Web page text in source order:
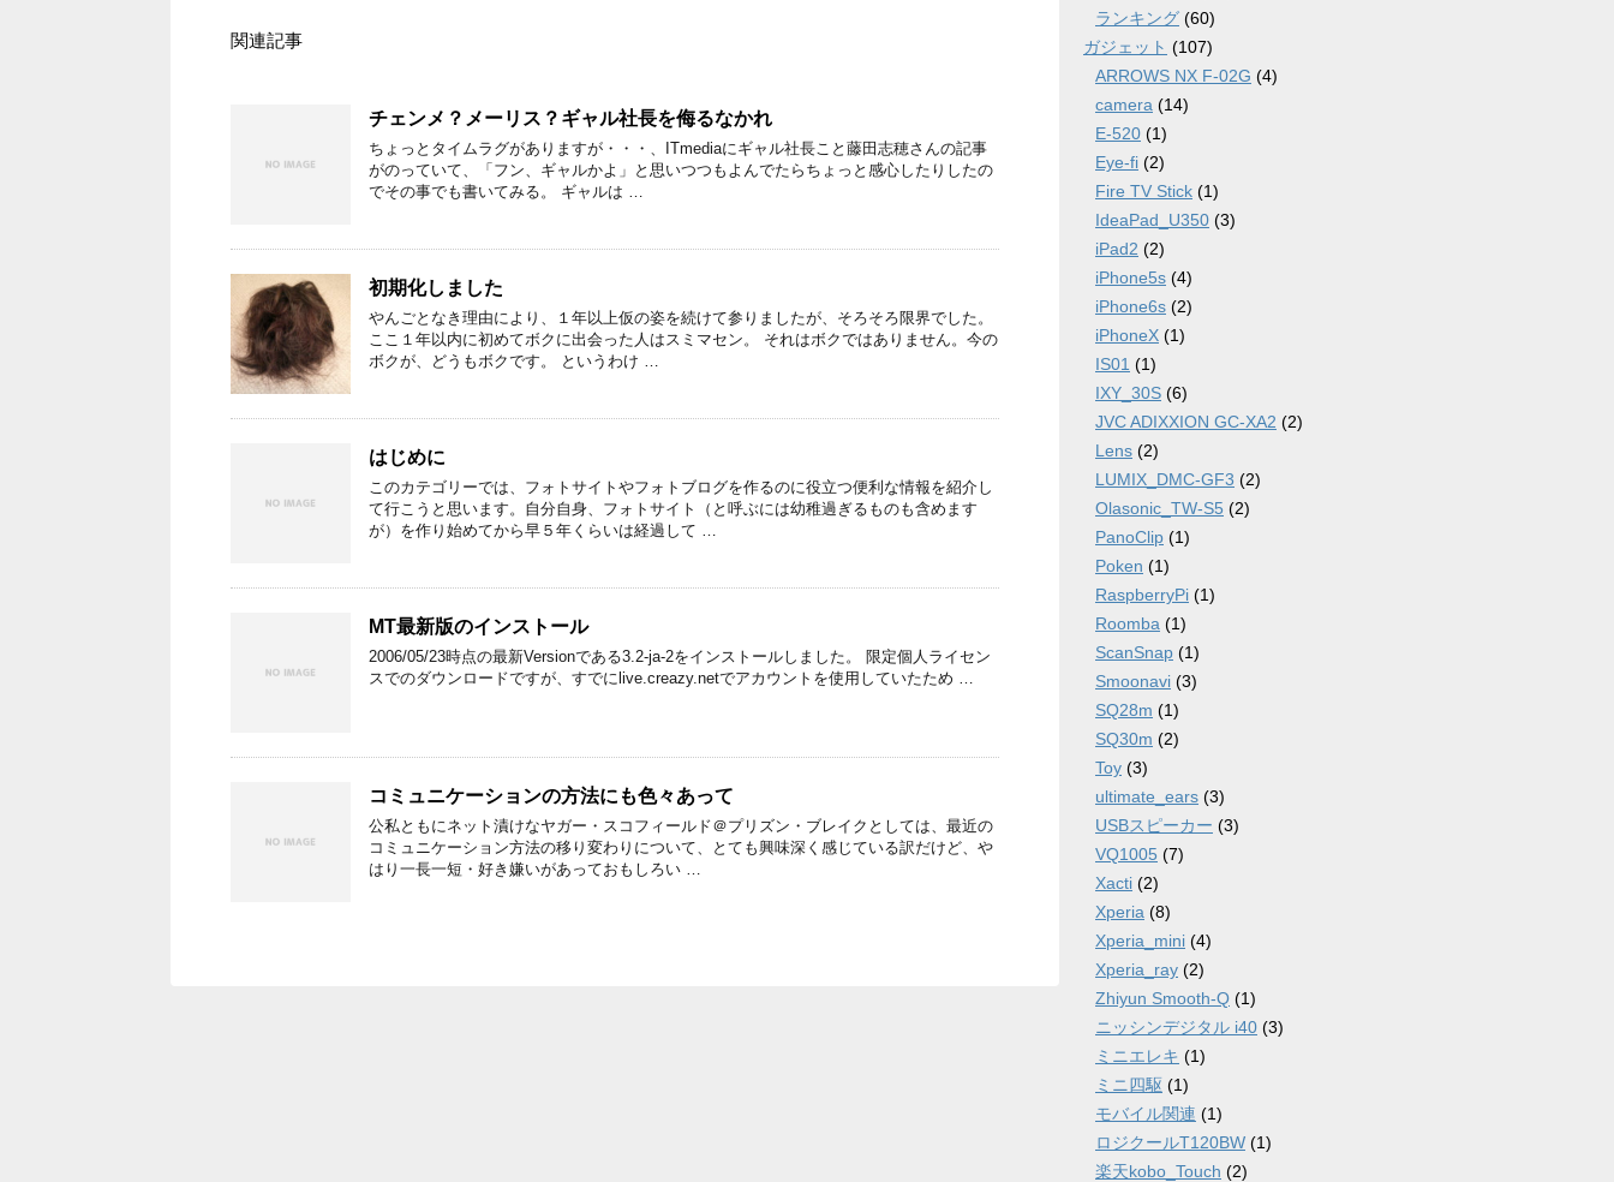
関連記事
チェンメ？メーリス？ギャル社長を侮るなかれ
ちょっとタイムラグがありますが・・・、ITmediaにギャル社長こと藤田志穂さんの記事
がのっていて、「フン、ギャルかよ」と思いつつもよんでたらちょっと感心したりしたの
でその事でも書いてみる。 ギャルは …
初期化しました
やんごとなき理由により、１年以上仮の姿を続けて参りましたが、そろそろ限界でした。
ここ１年以内に初めてボクに出会った人はスミマセン。 それはボクではありません。今の
ボクが、どうもボクです。 というわけ …
はじめに
このカテゴリーでは、フォトサイトやフォトブログを作るのに役立つ便利な情報を紹介し
て行こうと思います。自分自身、フォトサイト（と呼ぶには幼稚過ぎるものも含めます
が）を作り始めてから早５年くらいは経過して …
MT最新版のインストール
2006/05/23時点の最新Versionである3.2-ja-2をインストールしました。 限定個人ライセン
スでのダウンロードですが、すでにlive.creazy.netでアカウントを使用していたため …
コミュニケーションの方法にも色々あって
公私ともにネット漬けなヤガー・スコフィールド＠プリズン・ブレイクとしては、最近の
コミュニケーション方法の移り変わりについて、とても興味深く感じている訳だけど、や
はり一長一短・好き嫌いがあっておもしろい …
ランキング (60)
ガジェット (107)
ARROWS NX F-02G (4)
camera (14)
E-520 (1)
Eye-fi (2)
Fire TV Stick (1)
IdeaPad_U350 (3)
iPad2 (2)
iPhone5s (4)
iPhone6s (2)
iPhoneX (1)
IS01 (1)
IXY_30S (6)
JVC ADIXXION GC-XA2 (2)
Lens (2)
LUMIX_DMC-GF3 (2)
Olasonic_TW-S5 (2)
PanoClip (1)
Poken (1)
RaspberryPi (1)
Roomba (1)
ScanSnap (1)
Smoonavi (3)
SQ28m (1)
SQ30m (2)
Toy (3)
ultimate_ears (3)
USBスピーカー (3)
VQ1005 (7)
Xacti (2)
Xperia (8)
Xperia_mini (4)
Xperia_ray (2)
Zhiyun Smooth-Q (1)
ニッシンデジタル i40 (3)
ミニエレキ (1)
ミニ四駆 (1)
モバイル関連 (1)
ロジクールT120BW (1)
楽天kobo_Touch (2)